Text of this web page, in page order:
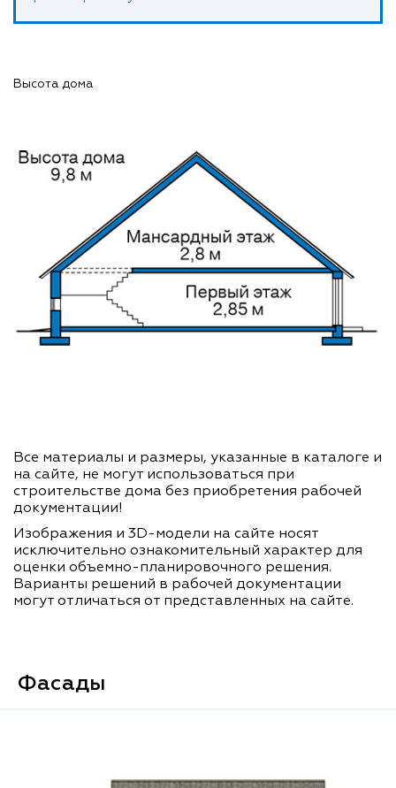
Высота дома
Все материалы и размеры, указанные в каталоге и
на сайте, не могут использоваться при
строительстве дома без приобретения рабочей
документации!
Изображения и 3D-модели на сайте носят
исключительно ознакомительный характер для
оценки объемно-планировочного решения.
Варианты решений в рабочей документации
могут отличаться от представленных на сайте.
Фасады